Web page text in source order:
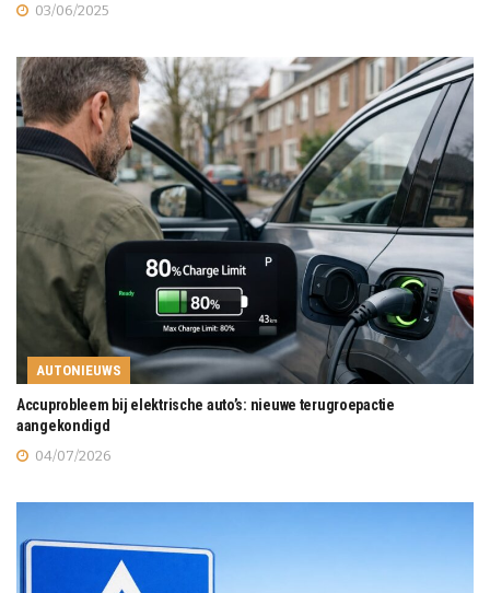
03/06/2025
AUTONIEUWS
Accuprobleem bij elektrische auto’s: nieuwe terugroepactie
aangekondigd
04/07/2026